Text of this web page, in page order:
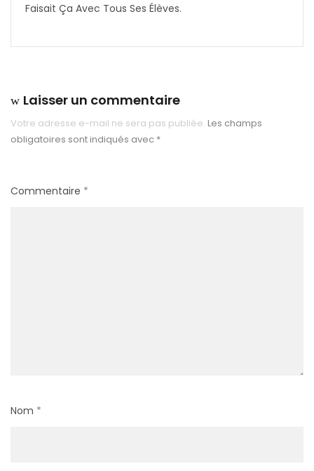
Faisait Ça Avec Tous Ses Élèves.
Laisser un commentaire
Votre adresse e-mail ne sera pas publiée. Les champs
obligatoires sont indiqués avec *
Commentaire *
Nom *